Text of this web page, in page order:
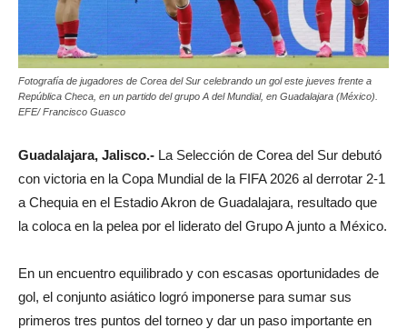
Fotografía de jugadores de Corea del Sur celebrando un gol este jueves frente a
República Checa, en un partido del grupo A del Mundial, en Guadalajara (México).
EFE/ Francisco Guasco
Guadalajara, Jalisco.- La Selección de Corea del Sur debutó
con victoria en la Copa Mundial de la FIFA 2026 al derrotar 2-1
a Chequia en el Estadio Akron de Guadalajara, resultado que
la coloca en la pelea por el liderato del Grupo A junto a México.
En un encuentro equilibrado y con escasas oportunidades de
gol, el conjunto asiático logró imponerse para sumar sus
primeros tres puntos del torneo y dar un paso importante en